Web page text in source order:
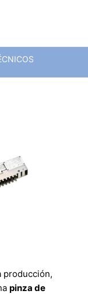
producción,
pinza de